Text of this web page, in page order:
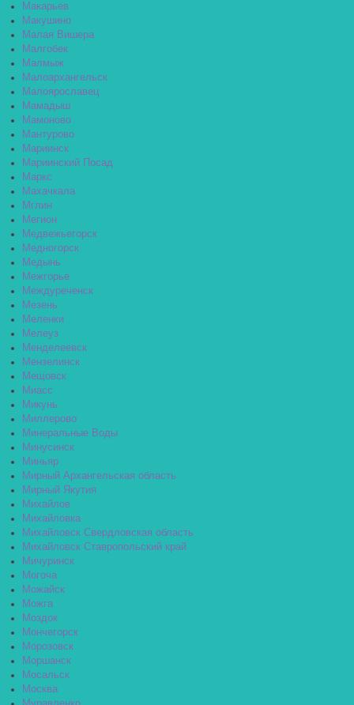
Макарьев
Макушино
Малая Вишера
Малгобек
Малмыж
Малоархангельск
Малоярославец
Мамадыш
Мамоново
Мантурово
Мариинск
Мариинский Посад
Маркс
Махачкала
Мглин
Мегион
Медвежьегорск
Медногорск
Медынь
Межгорье
Междуреченск
Мезень
Меленки
Мелеуз
Менделеевск
Мензелинск
Мещовск
Миасс
Микунь
Миллерово
Минеральные Воды
Минусинск
Миньяр
Мирный Архангельская область
Мирный Якутия
Михайлов
Михайловка
Михайловск Свердловская область
Михайловск Ставропольский край
Мичуринск
Могоча
Можайск
Можга
Моздок
Мончегорск
Морозовск
Моршанск
Мосальск
Москва